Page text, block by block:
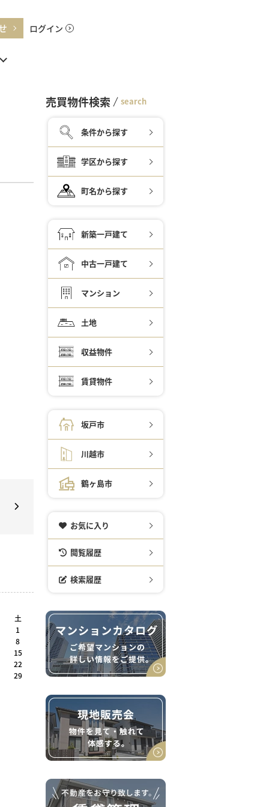
ログイン
土
1
8
15
22
29
売買物件検索 search
条件から探す
学区から探す
町名から探す
新築一戸建て
中古一戸建て
マンション
土地
収益物件
賃貸物件
坂戸市
川越市
鶴ヶ島市
お気に入り
閲覧履歴
検索履歴